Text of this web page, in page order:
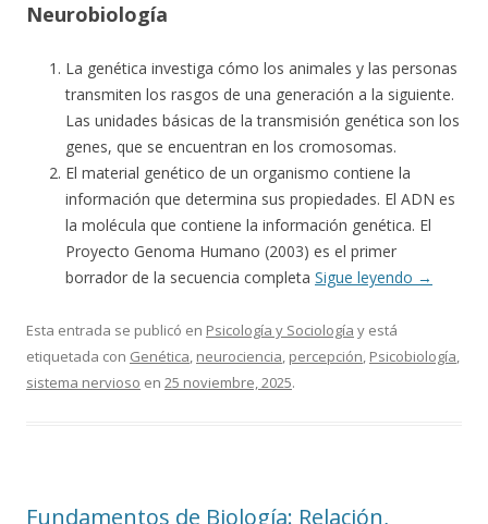
Neurobiología
La genética investiga cómo los animales y las personas
transmiten los rasgos de una generación a la siguiente.
Las unidades básicas de la transmisión genética son los
genes, que se encuentran en los cromosomas.
El material genético de un organismo contiene la
información que determina sus propiedades. El ADN es
la molécula que contiene la información genética. El
Proyecto Genoma Humano (2003) es el primer
borrador de la secuencia completa Sigue leyendo →
Esta entrada se publicó en Psicología y Sociología y está
etiquetada con Genética, neurociencia, percepción, Psicobiología,
sistema nervioso en 25 noviembre, 2025.
Fundamentos de Biología: Relación,